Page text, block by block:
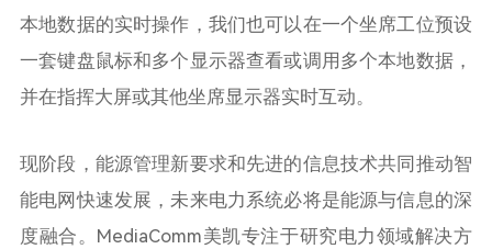
本地数据的实时操作，我们也可以在一个坐席工位预设
一套键盘鼠标和多个显示器查看或调用多个本地数据，
并在指挥大屏或其他坐席显示器实时互动。
现阶段，能源管理新要求和先进的信息技术共同推动智
能电网快速发展，未来电力系统必将是能源与信息的深
度融合。MediaComm美凯专注于研究电力领域解决方